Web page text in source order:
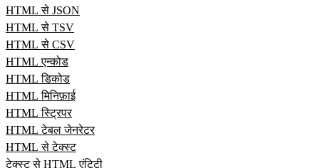
HTML से JSON
HTML से TSV
HTML से CSV
HTML एन्कोड
HTML डिकोड
HTML मिनिफ़ाई
HTML स्ट्रिपर
HTML टेबल जेनरेटर
HTML से टेक्स्ट
टेक्स्ट से HTML एंटिटी